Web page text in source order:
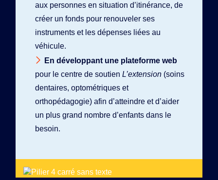
aux personnes en situation d’itinérance, de
créer un fonds pour renouveler ses
instruments et les dépenses liées au
véhicule.
En développant une plateforme web
pour le centre de soutien L’extension (soins
dentaires, optométriques et
orthopédagogie) afin d’atteindre et d’aider
un plus grand nombre d’enfants dans le
besoin.